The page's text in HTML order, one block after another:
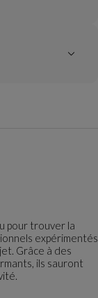
pour trouver la
expérimentés
Grâce à des
ils sauront